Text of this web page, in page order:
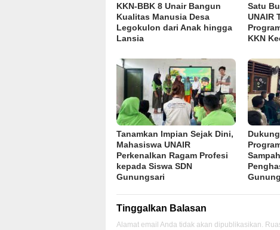
KKN-BBK 8 Unair Bangun
Kualitas Manusia Desa
Legokulon dari Anak hingga
Lansia
Satu
UNAIR
KKN
Tanamkan Impian Sejak Dini,
Mahasiswa UNAIR
Perkenalkan Ragam Profesi
kepada Siswa SDN
Gunungsari
Tinggalkan Balasan
Alamat email Anda tidak akan dipublikasikan.